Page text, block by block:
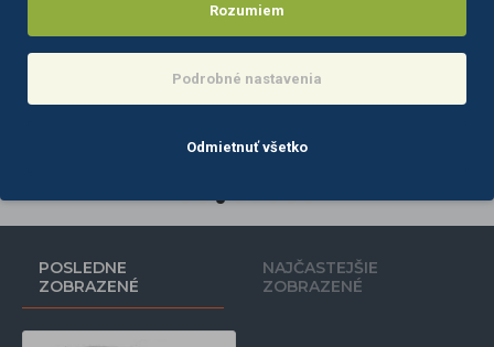
Gabbiano Bilbao kadernícky umývací box hnedý
POSLEDNE
ZOBRAZENÉ
NAJČASTEJŠIE
ZOBRAZENÉ
Rozumiem
Podrobné nastavenia
Odmietnuť všetko